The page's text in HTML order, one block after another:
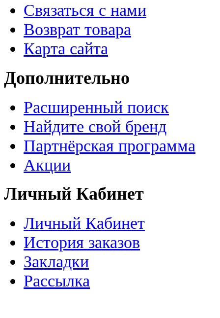
Связаться с нами
Возврат товара
Карта сайта
Дополнительно
Расширенный поиск
Найдите свой бренд
Партнёрская программа
Акции
Личный Кабинет
Личный Кабинет
История заказов
Закладки
Рассылка